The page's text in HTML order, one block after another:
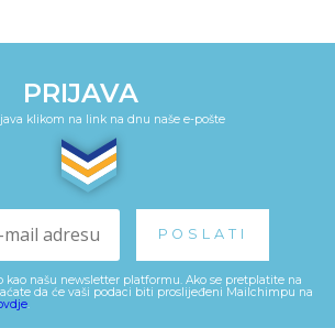
PRIJAVA
klikom na link na dnu naše e-pošte
našu newsletter platformu. Ako se pretplatite na
da će vaši podaci biti proslijeđeni Mailchimpu na